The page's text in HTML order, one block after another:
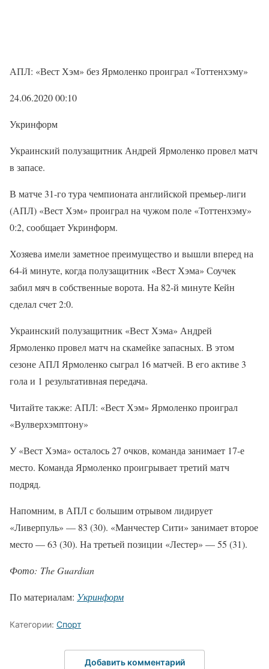
АПЛ: «Вест Хэм» без Ярмоленко проиграл «Тоттенхэму»
24.06.2020 00:10
Укринформ
Украинский полузащитник Андрей Ярмоленко провел матч
в запасе.
В матче 31-го тура чемпионата английской премьер-лиги
(АПЛ) «Вест Хэм» проиграл на чужом поле «Тоттенхэму»
0:2, сообщает Укринформ.
Хозяева имели заметное преимущество и вышли вперед на
64-й минуте, когда полузащитник «Вест Хэма» Соучек
забил мяч в собственные ворота. На 82-й минуте Кейн
сделал счет 2:0.
Украинский полузащитник «Вест Хэма» Андрей
Ярмоленко провел матч на скамейке запасных. В этом
сезоне АПЛ Ярмоленко сыграл 16 матчей. В его активе 3
гола и 1 результативная передача.
Читайте также: АПЛ: «Вест Хэм» Ярмоленко проиграл
«Вулверхэмптону»
У «Вест Хэма» осталось 27 очков, команда занимает 17-е
место. Команда Ярмоленко проигрывает третий матч
подряд.
Напомним, в АПЛ с большим отрывом лидирует
«Ливерпуль» — 83 (30). «Манчестер Сити» занимает второе
место — 63 (30). На третьей позиции «Лестер» — 55 (31).
Фото: The Guardian
По материалам: Укринформ
Категории: Спорт
Добавить комментарий